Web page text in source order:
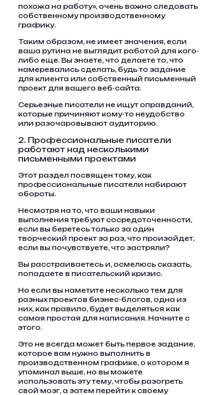
похожа на работу», очень важно следовать
собственному производственному
графику.
Таким образом, не имеет значения, если
ваша рутина не выглядит работой для кого-
либо еще. Вы знаете, что делаете то, что
намеревались сделать, будь то задание
для клиента или собственный письменный
проект для вашего веб-сайта.
Серьезные писатели не ищут оправданий,
которые причиняют кому-то неудобство
или разочаровывают аудиторию.
2. Профессиональные писатели
работают над несколькими
письменными проектами
Этот раздел посвящен тому, как
профессиональные писатели набирают
обороты.
Несмотря на то, что ваши навыки
выполнения требуют сосредоточенности,
если вы беретесь только за один
творческий проект за раз, что произойдет,
если вы почувствуете, что застряли?
Вы расстраиваетесь и, осмелюсь сказать,
попадаете в писательский кризис.
Но если вы наметите несколько тем для
разных проектов бизнес-блогов, одна из
них, как правило, будет выделяться как
самая простая для написания. Начните с
этого.
Это не всегда может быть первое задание,
которое вам нужно выполнить в
производственном графике, о котором я
упоминал выше, но вы можете
использовать эту тему, чтобы разогреть
свой мозг, а затем перейти к своему